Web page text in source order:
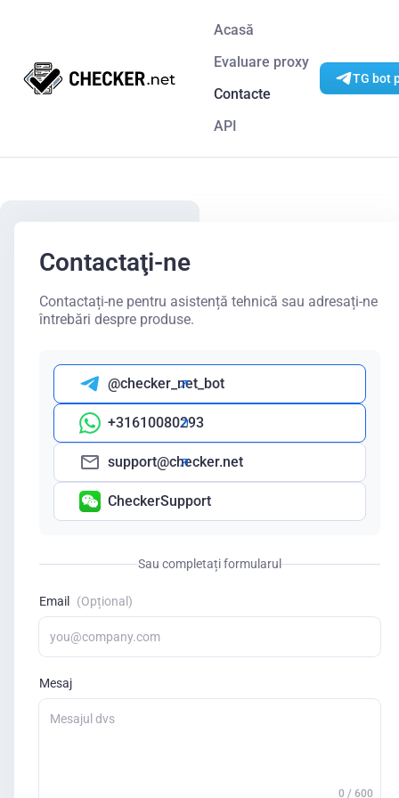
Acasă
Evaluare proxy
Contacte
API
TG bot
Contactaţi-ne
Contactați-ne pentru asistență tehnică sau adresați-ne
întrebări despre produse.
@checker_net_bot
+31610080293
support@checker.net
CheckerSupport
Sau completați formularul
Email (Opțional)
Mesaj
0 / 600